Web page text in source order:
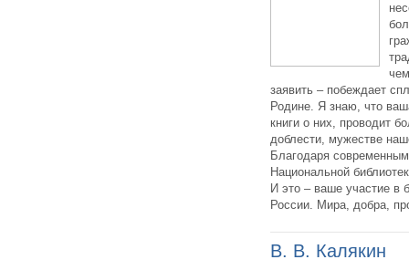
заявить – побеждает
Родине. Я знаю, что
книги о них, проводит
доблести, мужестве
Благодаря
Национальной
И это – ваше участие в
России. Мира, добра,
В. В. Калякин